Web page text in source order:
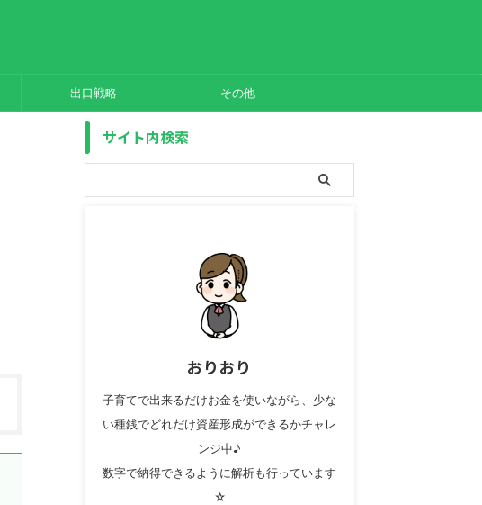
出口戦略 その他
サイト内検索
おりおり
子育てで出来るだけお金を使いながら、少な
い種銭でどれだけ資産形成ができるかチャレ
ンジ中♪
数字で納得できるように解析も行っています
☆